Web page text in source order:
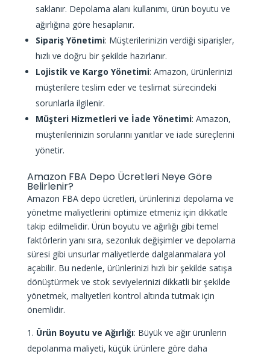
saklanır. Depolama alanı kullanımı, ürün boyutu ve
ağırlığına göre hesaplanır.
Sipariş Yönetimi: Müşterilerinizin verdiği siparişler,
hızlı ve doğru bir şekilde hazırlanır.
Lojistik ve Kargo Yönetimi: Amazon, ürünlerinizi
müşterilere teslim eder ve teslimat sürecindeki
sorunlarla ilgilenir.
Müşteri Hizmetleri ve İade Yönetimi: Amazon,
müşterilerinizin sorularını yanıtlar ve iade süreçlerini
yönetir.
Amazon FBA Depo Ücretleri Neye Göre
Belirlenir?
Amazon FBA depo ücretleri, ürünlerinizi depolama ve
yönetme maliyetlerini optimize etmeniz için dikkatle
takip edilmelidir. Ürün boyutu ve ağırlığı gibi temel
faktörlerin yanı sıra, sezonluk değişimler ve depolama
süresi gibi unsurlar maliyetlerde dalgalanmalara yol
açabilir. Bu nedenle, ürünlerinizi hızlı bir şekilde satışa
dönüştürmek ve stok seviyelerinizi dikkatli bir şekilde
yönetmek, maliyetleri kontrol altında tutmak için
önemlidir.
Ürün Boyutu ve Ağırlığı: Büyük ve ağır ürünlerin
depolanma maliyeti, küçük ürünlere göre daha